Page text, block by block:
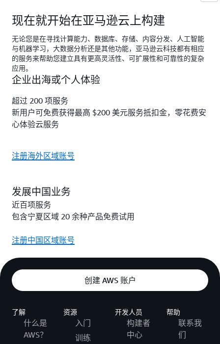
现在就开始在亚马逊云上构建
无论您是在寻找计算能力、数据库、存储、内容分发、人工智能
与机器学习，大数据分析还是其他功能，亚马逊云科技都有相应
的服务来帮助您建立具有更高灵活性、可扩展性和可靠性的复杂
应用。
企业出海或个人体验
超过 200 项服务
新用户可免费获得最高 $200 美元服务抵扣金，零花费安
心体验云服务
注册海外区域账号
发展中国业务
近百项服务
包含宁夏区域 20 余种产品免费试用
注册中国区域账号
创建 AWS 账户
了解
什么是
AWS？
资源
入门
训练
开发人员
构建者
中心
帮助
联系我
们